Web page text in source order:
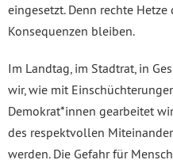
eingesetzt. Denn rechte
Konsequenzen bleiben.
Im Landtag, im Stadtrat, in
wir, wie mit
Demokrat*innen gearbeitet
des respektvollen
werden. Die Gefahr für